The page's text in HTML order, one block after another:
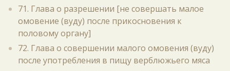
71. Глава о разрешении [не совершать малое
омовение (вуду) после прикосновения к
половому органу]
72. Глава о совершении малого омовения (вуду)
после употребления в пищу верблюжьего мяса